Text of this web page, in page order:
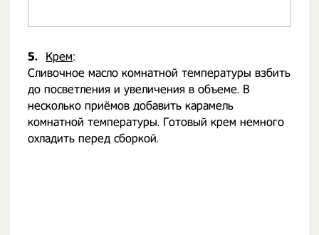
5. Крем:
Сливочное масло комнатной температуры взбить
до посветления и увеличения в объеме. В
несколько приёмов добавить карамель
комнатной температуры. Готовый крем немного
охладить перед сборкой.